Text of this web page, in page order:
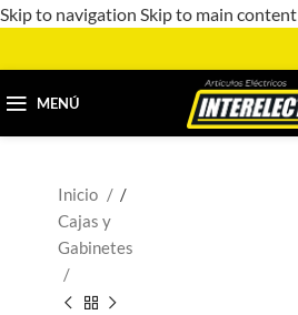
Skip to navigation Skip to main content
MENÚ
Inicio
/
Cajas y
Gabinetes